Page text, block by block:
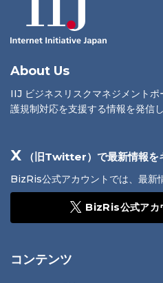
About Us
IIJ ビジネスリスクマネジメント
護規制対応を支援する情報を発信し
X （旧Twitter）で最新情報を
BizRis公式アカウントでは、最新
BizRis公式アカ
コンテンツ